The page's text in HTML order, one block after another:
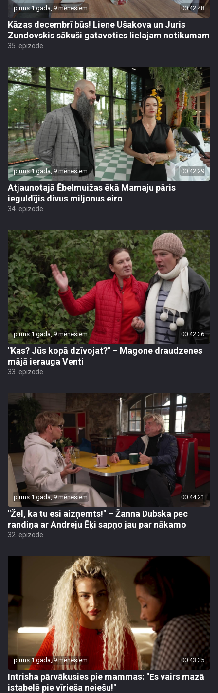
pirms 1 gada, 9 mēnešiem 00:42:48
Kāzas decembrī būs! Liene Ušakova un Juris
Zundovskis sākuši gatavoties lielajam notikumam
35. epizode
pirms 1 gada, 9 mēnešiem 00:42:29
Atjaunotajā Ēbelmuižas ēkā Mamaju pāris
ieguldījis divus miljonus eiro
34. epizode
pirms 1 gada, 9 mēnešiem 00:42:36
"Kas? Jūs kopā dzīvojat?" – Magone draudzenes
mājā ierauga Venti
33. epizode
pirms 1 gada, 9 mēnešiem 00:44:21
"Žēl, ka tu esi aizņemts!" – Žanna Dubska pēc
randiņa ar Andreju Ēķi sapņo jau par nākamo
32. epizode
pirms 1 gada, 9 mēnešiem 00:43:35
Intrisha pārvākusies pie mammas: "Es vairs mazā
istabelē pie vīrieša neiešu!"